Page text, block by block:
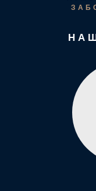
Стандарт
Отлично подходит для
путешественников, которым
Забронировать